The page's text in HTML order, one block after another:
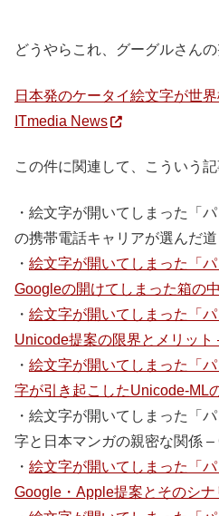
どうやらこれ、グーグルさん
日本発のケータイ絵文字が世
ITmedia News
この件に関連して、こういう記
・絵文字が開いてしまった「
の携帯電話キャリアが選んだ
・ 絵文字が開いてしまった「
Googleの開けてしまった箱の
・ 絵文字が開いてしまった「
Unicode提案の限界とメリット
・ 絵文字が開いてしまった「
字が引き起こしたUnicode-ML
・絵文字が開いてしまった「
字と日本マンガの親密な関係 –
・ 絵文字が開いてしまった「
Google・Apple提案とそのシ